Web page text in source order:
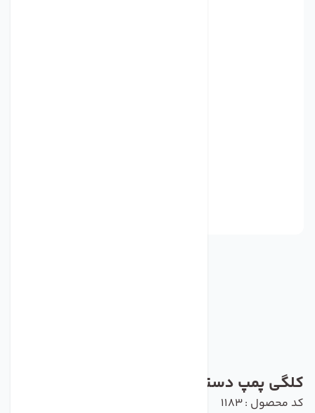
کلگی پمپ دستگاه تصفیه آب خانگی
کد محصول : 1183